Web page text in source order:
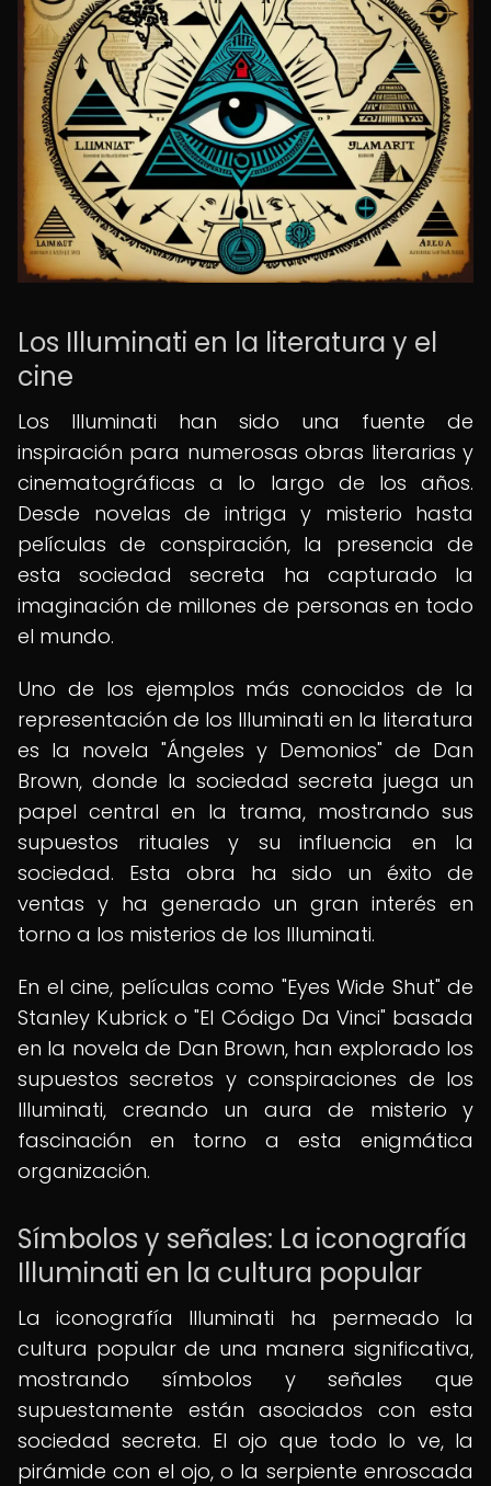
Los Illuminati en la literatura y el
cine
Los Illuminati han sido una fuente de
inspiración para numerosas obras literarias y
cinematográficas a lo largo de los años.
Desde novelas de intriga y misterio hasta
películas de conspiración, la presencia de
esta sociedad secreta ha capturado la
imaginación de millones de personas en todo
el mundo.
Uno de los ejemplos más conocidos de la
representación de los Illuminati en la literatura
es la novela "Ángeles y Demonios" de Dan
Brown, donde la sociedad secreta juega un
papel central en la trama, mostrando sus
supuestos rituales y su influencia en la
sociedad. Esta obra ha sido un éxito de
ventas y ha generado un gran interés en
torno a los misterios de los Illuminati.
En el cine, películas como "Eyes Wide Shut" de
Stanley Kubrick o "El Código Da Vinci" basada
en la novela de Dan Brown, han explorado los
supuestos secretos y conspiraciones de los
Illuminati, creando un aura de misterio y
fascinación en torno a esta enigmática
organización.
Símbolos y señales: La iconografía
Illuminati en la cultura popular
La iconografía Illuminati ha permeado la
cultura popular de una manera significativa,
mostrando símbolos y señales que
supuestamente están asociados con esta
sociedad secreta. El ojo que todo lo ve, la
pirámide con el ojo, o la serpiente enroscada